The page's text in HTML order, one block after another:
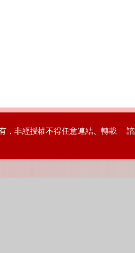
，非經授權不得任意連結、轉載